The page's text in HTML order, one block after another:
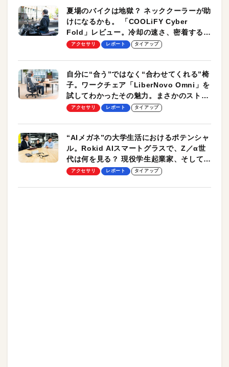
夏場のバイクは地獄？ ネッククーラーが助
けになるかも。 「COOLiFY Cyber
Fold」レビュー。冷却の速さ、密着する冷
却プレート、シンプルな操作性がグッド！
アクセサリ レポート タイアップ
自分に“合う”ではなく“合わせてくれる”椅
子。ワークチェア「LiberNovo Omni」を
試してわかったその魅力。まさかのストレ
ッチ機能も搭載
アクセサリ レポート タイアップ
“AIメガネ”の大学生活におけるポテンシャ
ル。Rokid AIスマートグラスで、Z／α世
代は何を見る？ 現役学生起業家、そして教
授による体験会レポート【PR】
アクセサリ レポート タイアップ